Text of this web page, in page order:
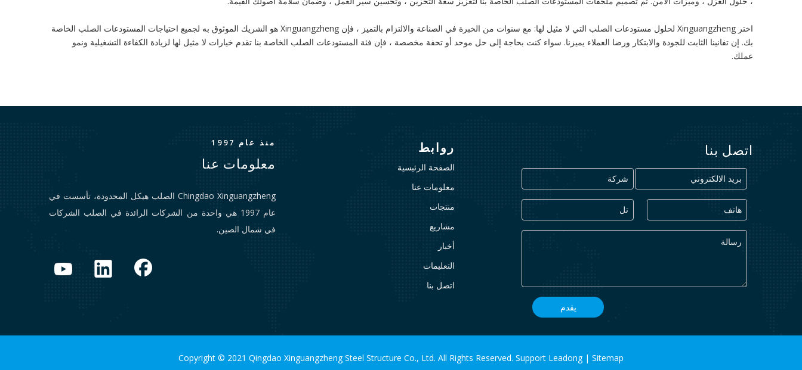
اختر Xinguangzheng لحلول مستودعات الصلب التي لا مثيل لها: مع سنوات من الخبرة في الصناعة والالتزام بالتميز ، فإن Xinguangzheng هو الشريك الموثوق به لجميع احتياجات المستودعات الصلب الخاصة
بك. إن تفانينا الثابت للجودة والابتكار ورضا العملاء يميزنا. سواء كنت بحاجة إلى حل موحد أو تحفة مخصصة ، فإن فئة المستودعات الصلب الخاصة بنا تقدم خيارات لا مثيل لها لزيادة الكفاءة التشغيلية ونمو
عملك.
منذ عام 1997
معلومات عنا
Chingdao Xinguangzheng الصلب هيكل المحدودة، تأسست في
عام 1997 هي واحدة من الشركات الرائدة في الصلب الشركات
في شمال الصين.
روابط
الصفحة الرئيسية
معلومات عنا
منتجات
مشاريع
أخبار
التعليمات
اتصل بنا
اتصل بنا
يقدم
Copyright © 2021 Qingdao Xinguangzheng Steel Structure Co., Ltd. All Rights Reserved. Support Leadong | Sitemap